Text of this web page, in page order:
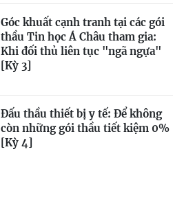
Góc khuất cạnh tranh tại các gói
thầu Tin học Á Châu tham gia:
Khi đối thủ liên tục "ngã ngựa"
[Kỳ 3]
Đấu thầu thiết bị y tế: Để không
còn những gói thầu tiết kiệm 0%
[Kỳ 4]